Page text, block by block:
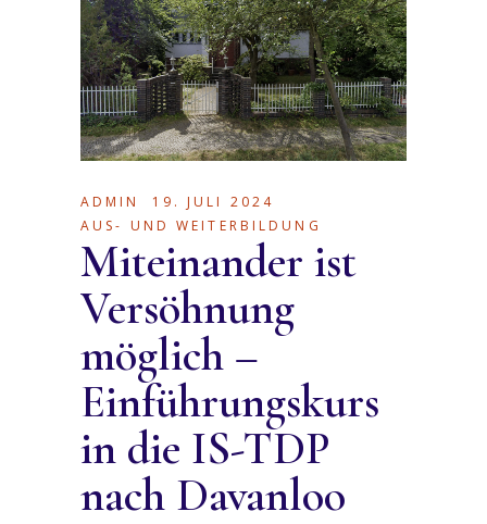
ADMIN
19. JULI 2024
AUS- UND WEITERBILDUNG
Miteinander ist
Versöhnung
möglich –
Einführungskurs
in die IS-TDP
nach Davanloo